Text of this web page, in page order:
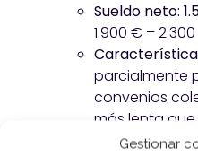
Gestionar
Sueldo neto:
1.900 € –
parcialmente
convenios
más lenta que
Enseñanza